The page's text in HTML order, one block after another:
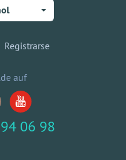
Registrarse
auf
06 98